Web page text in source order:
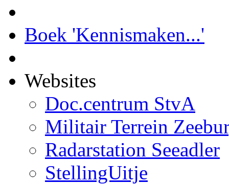
Boek 'Kennismaken...'
Websites
Doc.centrum StvA
Militair Terrein
Radarstation Seeadler
StellingUitje